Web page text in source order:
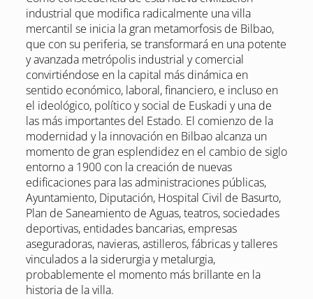
industrial que modifica radicalmente una villa
mercantil se inicia la gran metamorfosis de Bilbao,
que con su periferia, se transformará en una potente
y avanzada metrópolis industrial y comercial
convirtiéndose en la capital más dinámica en
sentido económico, laboral, financiero, e incluso en
el ideológico, político y social de Euskadi y una de
las más importantes del Estado. El comienzo de la
modernidad y la innovación en Bilbao alcanza un
momento de gran esplendidez en el cambio de siglo
entorno a 1900 con la creación de nuevas
edificaciones para las administraciones públicas,
Ayuntamiento, Diputación, Hospital Civil de Basurto,
Plan de Saneamiento de Aguas, teatros, sociedades
deportivas, entidades bancarias, empresas
aseguradoras, navieras, astilleros, fábricas y talleres
vinculados a la siderurgia y metalurgia,
probablemente el momento más brillante en la
historia de la villa.